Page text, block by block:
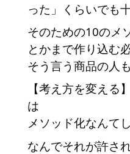
った」くらいでも
そのための10のメ
とかまで作り込む
そう言う商品の
【考え方を変える
は
メソッド化なんて
なんでそれが許さ